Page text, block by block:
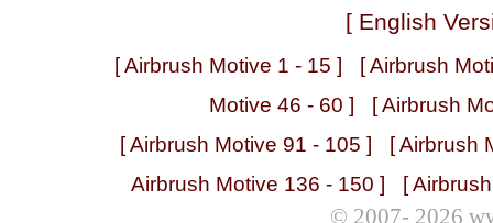
[ English
[ Airbrush Motive 1 - 15 ]
[ Airbrush
Motive 46 - 60 ]
[ Airbrush
[ Airbrush Motive 91 - 105 ]
[ Airbrush
Airbrush Motive 136 - 150 ]
[
© 2007- 2026